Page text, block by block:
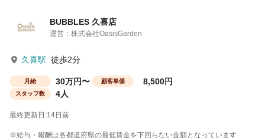
BUBBLES 久喜店
運営：株式会社OasisGarden
久喜駅 徒歩2分
月給 30万円〜 顧客単価 8,500円
スタッフ数 4人
最終更新日:14日前
※給与・報酬は各都道府県の最低賃金を下回らない金額となっています